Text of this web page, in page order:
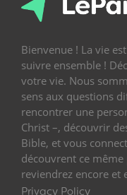
Bienvenue ! La vie
suivre ensemble !
votre vie. Nous
sens aux questions
rencontrer une
Christ –, découvrir
Bible, et vous
découvrent ce
reviendrez encore et
Privacy Policy